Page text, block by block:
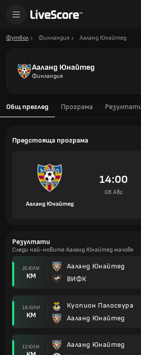
Футбол Финландия Ааланд Юнайтед
Ааланд Юнайтед
Финландия
Общ преглед Програма
Предстояща програма
Ааланд Юнайтед
14:00
08 Авг
Резултати
Следи най-новите Ааланд Юнайтед мачове
25 ЮЛИ
КМ
Ааланд Юнайтед
ВИФК
18 ЮЛИ
КМ
Куопион Палосеура
Ааланд Юнайтед
12 ЮЛИ
Ааланд Юнайтед